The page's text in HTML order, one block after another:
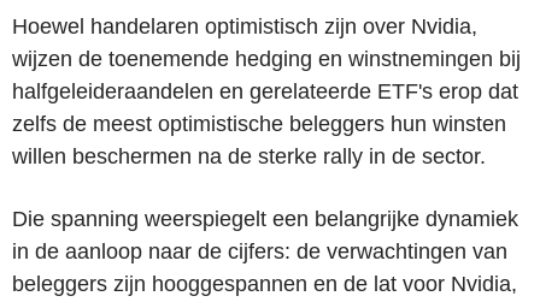
Hoewel handelaren optimistisch zijn over Nvidia,
wijzen de toenemende hedging en winstnemingen bij
halfgeleideraandelen en gerelateerde ETF's erop dat
zelfs de meest optimistische beleggers hun winsten
willen beschermen na de sterke rally in de sector.
Die spanning weerspiegelt een belangrijke dynamiek
in de aanloop naar de cijfers: de verwachtingen van
beleggers zijn hooggespannen en de lat voor Nvidia,